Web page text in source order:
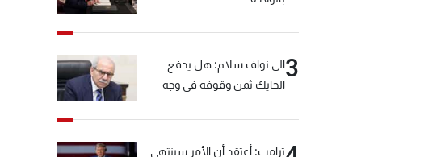
3الى نواف سلام: هل يدفع
الحايك ثمن وقوفه في وجه
ترامب: أعتقد أن الأمر سينتهي